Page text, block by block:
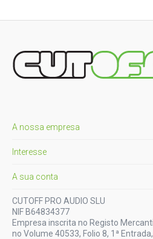
A nossa empresa
Interesse
A sua conta
CUTOFF PRO AUDIO SLU
NIF B64834377
Empresa inscrita no Registo
no Volume 40533, Folio 8, 1ª